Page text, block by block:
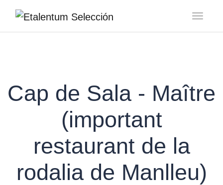
Cap de Sala - Maître
(important
restaurant de la
rodalia de Manlleu)